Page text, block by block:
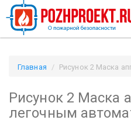
Главная
Рисунок 2 Маска
Рисунок 2 Маска
легочным